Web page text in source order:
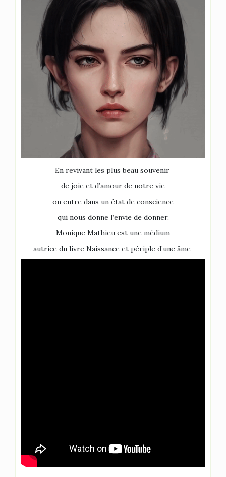
En revivant les plus beau souvenir
de joie et d’amour de notre vie
on entre dans un état de conscience
qui nous donne l’envie de donner.
Monique Mathieu est une médium
autrice du livre Naissance et périple d’une âme